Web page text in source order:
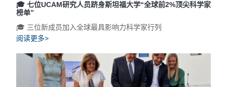
🎓 七位UCAM研究人员跻身斯坦福大学“全球前2%顶尖科学家
榜单”
🎓 三位新成员加入全球最具影响力科学家行列
阅读更多>